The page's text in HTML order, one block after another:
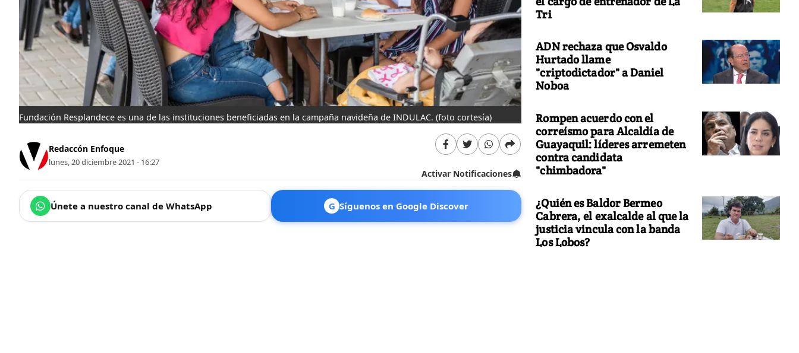
Fundación Resplandece es una de las instituciones beneficiadas en la campaña navideña de INDULAC. (foto cortesía)
Redaccón Enfoque
lunes, 20 diciembre 2021 - 16:27
Activar Notificaciones
Únete a nuestro canal de WhatsApp G Síguenos en Google Discover
Tri
ADN rechaza que Osvaldo
Hurtado llame
"criptodictador" a Daniel
Noboa
Rompen acuerdo con el
correísmo para Alcaldía de
Guayaquil: líderes arremeten
contra candidata
"chimbadora"
¿Quién es Baldor Bermeo
Cabrera, el exalcalde al que la
justicia vincula con la banda
Los Lobos?